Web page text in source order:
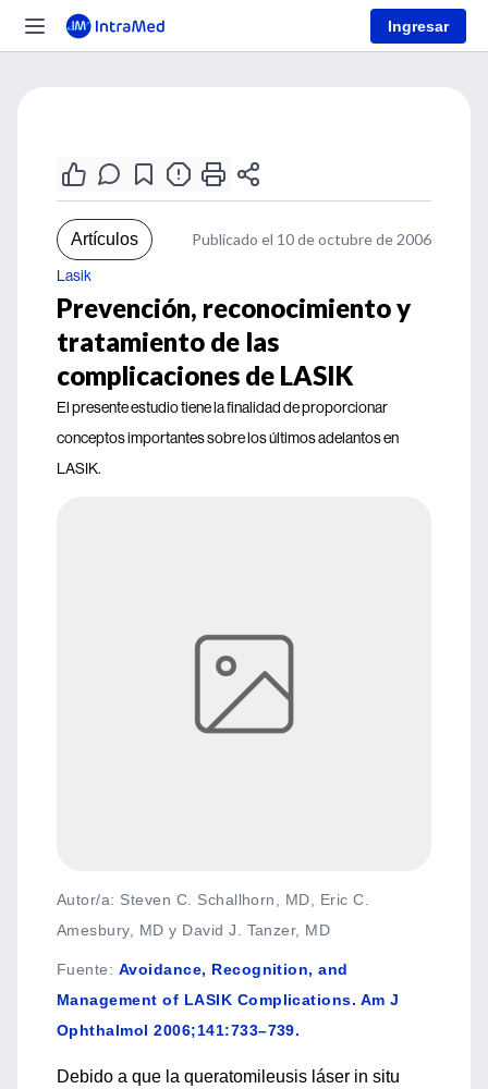
Ingresar
Artículos Publicado el 10 de octubre de 2006
Lasik
Prevención, reconocimiento y
tratamiento de las
complicaciones de LASIK
El presente estudio tiene la finalidad de proporcionar
conceptos importantes sobre los últimos adelantos en
LASIK.
Autor/a: Steven C. Schallhorn, MD, Eric C.
Amesbury, MD y David J. Tanzer, MD
Fuente: Avoidance, Recognition, and
Management of LASIK Complications. Am J
Ophthalmol 2006;141:733–739.
Debido a que la queratomileusis láser in situ